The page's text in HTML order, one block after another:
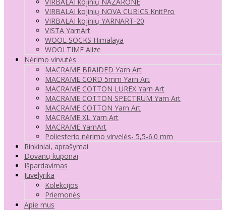
VIRBALAI kojinių NOVA CUBICS KnitPro
VIRBALAI kojinių YARNART-20
VISTA YarnArt
WOOL SOCKS Himalaya
WOOLTIME Alize
Nėrimo virvutės
MACRAME BRAIDED Yarn Art
MACRAME CORD 5mm Yarn Art
MACRAME COTTON LUREX Yarn Art
MACRAME COTTON SPECTRUM Yarn Art
MACRAME COTTON Yarn Art
MACRAME XL Yarn Art
MACRAME YarnArt
Poliesterio nėrimo virvelės- 5,5-6.0 mm
Rinkiniai, aprašymai
Dovanų kuponai
Išpardavimas
Juvelyrika
Kolekcijos
Priemonės
Apie mus